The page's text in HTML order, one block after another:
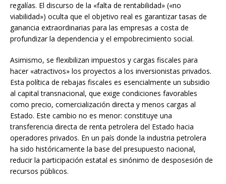
regalías. El discurso de la «falta de rentabilidad» («no
viabilidad») oculta que el objetivo real es garantizar tasas de
ganancia extraordinarias para las empresas a costa de
profundizar la dependencia y el empobrecimiento social.
Asimismo, se flexibilizan impuestos y cargas fiscales para
hacer «atractivos» los proyectos a los inversionistas privados.
Esta política de rebajas fiscales es esencialmente un subsidio
al capital transnacional, que exige condiciones favorables
como precio, comercialización directa y menos cargas al
Estado. Este cambio no es menor: constituye una
transferencia directa de renta petrolera del Estado hacia
operadores privados. En un país donde la industria petrolera
ha sido históricamente la base del presupuesto nacional,
reducir la participación estatal es sinónimo de desposesión de
recursos públicos.